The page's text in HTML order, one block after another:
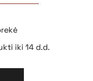
iki 14 d.d.